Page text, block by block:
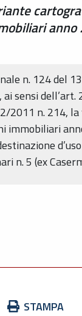
n. 124 del
sensi
2011 n. 214,
immobiliari
n. 5 (ex
STAMPA